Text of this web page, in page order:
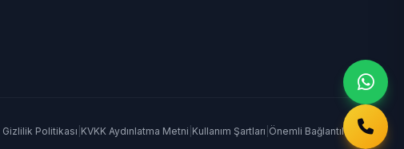
Gizlilik Politikası KVKK Aydınlatma Metni Kullanım Şartları Önemli Bağlantılar